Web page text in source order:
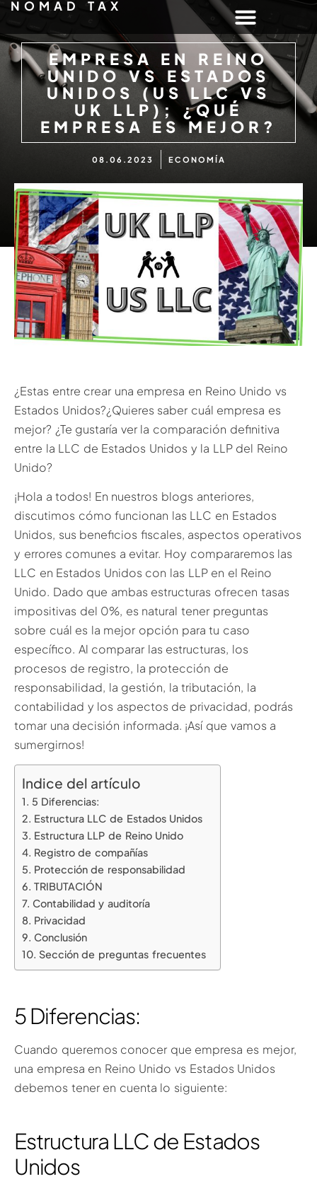
NOMAD TAX
EMPRESA EN REINO
UNIDO VS ESTADOS
UNIDOS (US LLC VS
UK LLP); ¿QUÉ
EMPRESA ES MEJOR?
08.06.2023 ECONOMÍA
¿Estas entre crear una empresa en Reino Unido vs
Estados Unidos?¿Quieres saber cuál empresa es
mejor? ¿Te gustaría ver la comparación definitiva
entre la LLC de Estados Unidos y la LLP del Reino
Unido?
¡Hola a todos! En nuestros blogs anteriores,
discutimos cómo funcionan las LLC en Estados
Unidos, sus beneficios fiscales, aspectos operativos
y errores comunes a evitar. Hoy compararemos las
LLC en Estados Unidos con las LLP en el Reino
Unido. Dado que ambas estructuras ofrecen tasas
impositivas del 0%, es natural tener preguntas
sobre cuál es la mejor opción para tu caso
específico. Al comparar las estructuras, los
procesos de registro, la protección de
responsabilidad, la gestión, la tributación, la
contabilidad y los aspectos de privacidad, podrás
tomar una decisión informada. ¡Así que vamos a
sumergirnos!
Indice del artículo
5 Diferencias:
Estructura LLC de Estados Unidos
Estructura LLP de Reino Unido
Registro de compañías
Protección de responsabilidad
TRIBUTACIÓN
Contabilidad y auditoría
Privacidad
Conclusión
Sección de preguntas frecuentes
5 Diferencias:
Cuando queremos conocer que empresa es mejor,
una empresa en Reino Unido vs Estados Unidos
debemos tener en cuenta lo siguiente:
Estructura LLC de Estados
Unidos